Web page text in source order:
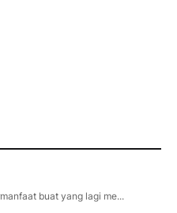
buat yang lagi me...